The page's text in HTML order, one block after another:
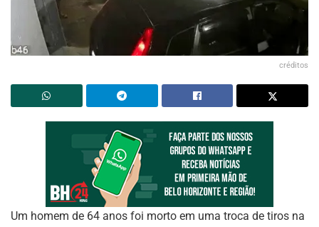
créditos
Um homem de 64 anos foi morto em uma troca de tiros na